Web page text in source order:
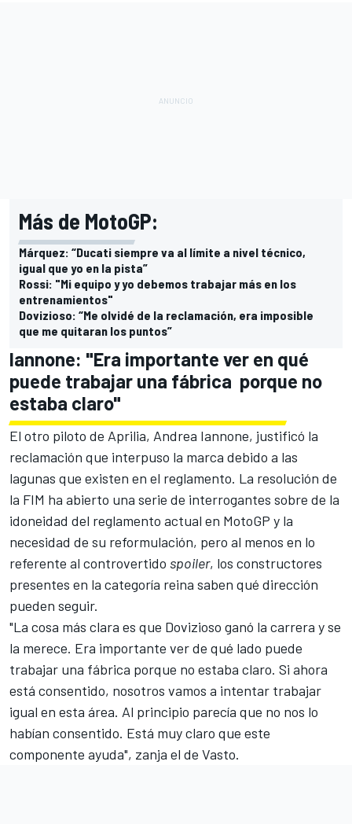
Más de MotoGP:
Márquez: “Ducati siempre va al límite a nivel técnico,
igual que yo en la pista”
Rossi: "Mi equipo y yo debemos trabajar más en los
entrenamientos"
Dovizioso: “Me olvidé de la reclamación, era imposible
que me quitaran los puntos”
Iannone: "Era importante ver en qué
puede trabajar una fábrica porque no
estaba claro"
El otro piloto de Aprilia, Andrea Iannone, justificó la
reclamación que interpuso la marca debido a las
lagunas que existen en el reglamento. La resolución de
la FIM ha abierto una serie de interrogantes sobre de la
idoneidad del reglamento actual en MotoGP y la
necesidad de su reformulación, pero al menos en lo
referente al controvertido spoiler, los constructores
presentes en la categoría reina saben qué dirección
pueden seguir.
"La cosa más clara es que Dovizioso ganó la carrera y se
la merece. Era importante ver de qué lado puede
trabajar una fábrica porque no estaba claro. Si ahora
está consentido, nosotros vamos a intentar trabajar
igual en esta área. Al principio parecía que no nos lo
habían consentido. Está muy claro que este
componente ayuda", zanja el de Vasto.